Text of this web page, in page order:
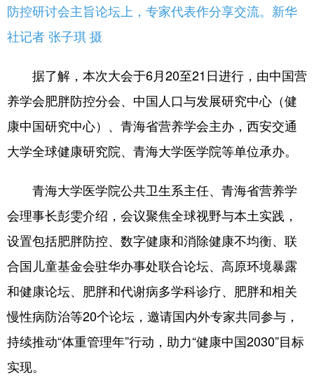
防控研讨会主旨论坛上，专家代表作分享交流。新华
社记者 张子琪 摄
据了解，本次大会于6月20至21日进行，由中国营
养学会肥胖防控分会、中国人口与发展研究中心（健
康中国研究中心）、青海省营养学会主办，西安交通
大学全球健康研究院、青海大学医学院等单位承办。
青海大学医学院公共卫生系主任、青海省营养学
会理事长彭雯介绍，会议聚焦全球视野与本土实践，
设置包括肥胖防控、数字健康和消除健康不均衡、联
合国儿童基金会驻华办事处联合论坛、高原环境暴露
和健康论坛、肥胖和代谢病多学科诊疗、肥胖和相关
慢性病防治等20个论坛，邀请国内外专家共同参与，
持续推动“体重管理年”行动，助力“健康中国2030”目标
实现。